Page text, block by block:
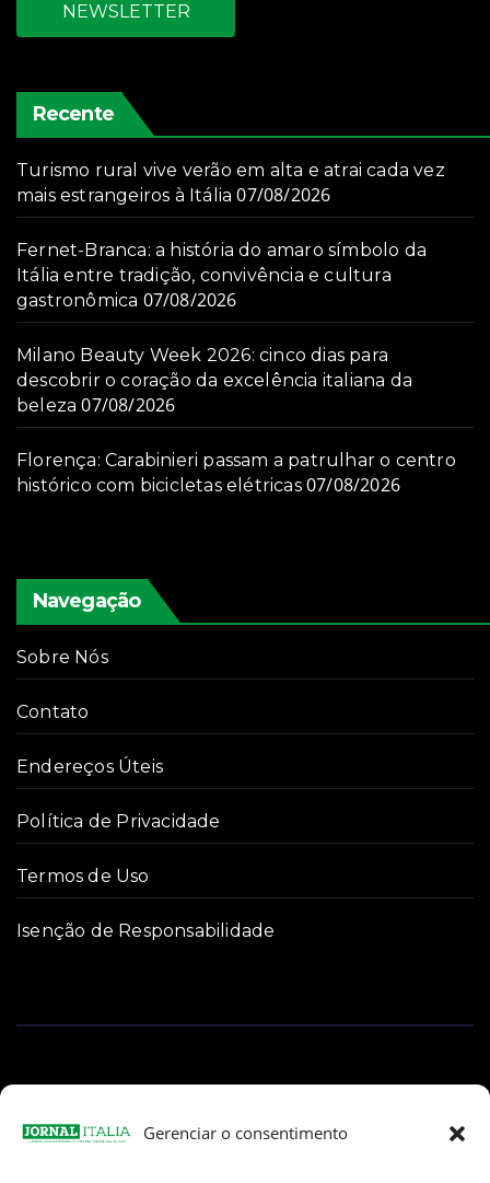
Gerenciar o consentimento
NEWSLETTER
Recente
Turismo rural vive verão em alta e atrai cada vez
mais estrangeiros à Itália 07/08/2026
Fernet-Branca: a história do amaro símbolo da
Itália entre tradição, convivência e cultura
gastronômica 07/08/2026
Milano Beauty Week 2026: cinco dias para
descobrir o coração da excelência italiana da
beleza 07/08/2026
Florença: Carabinieri passam a patrulhar o centro
histórico com bicicletas elétricas 07/08/2026
Navegação
Sobre Nós
Contato
Endereços Úteis
Política de Privacidade
Termos de Uso
Isenção de Responsabilidade